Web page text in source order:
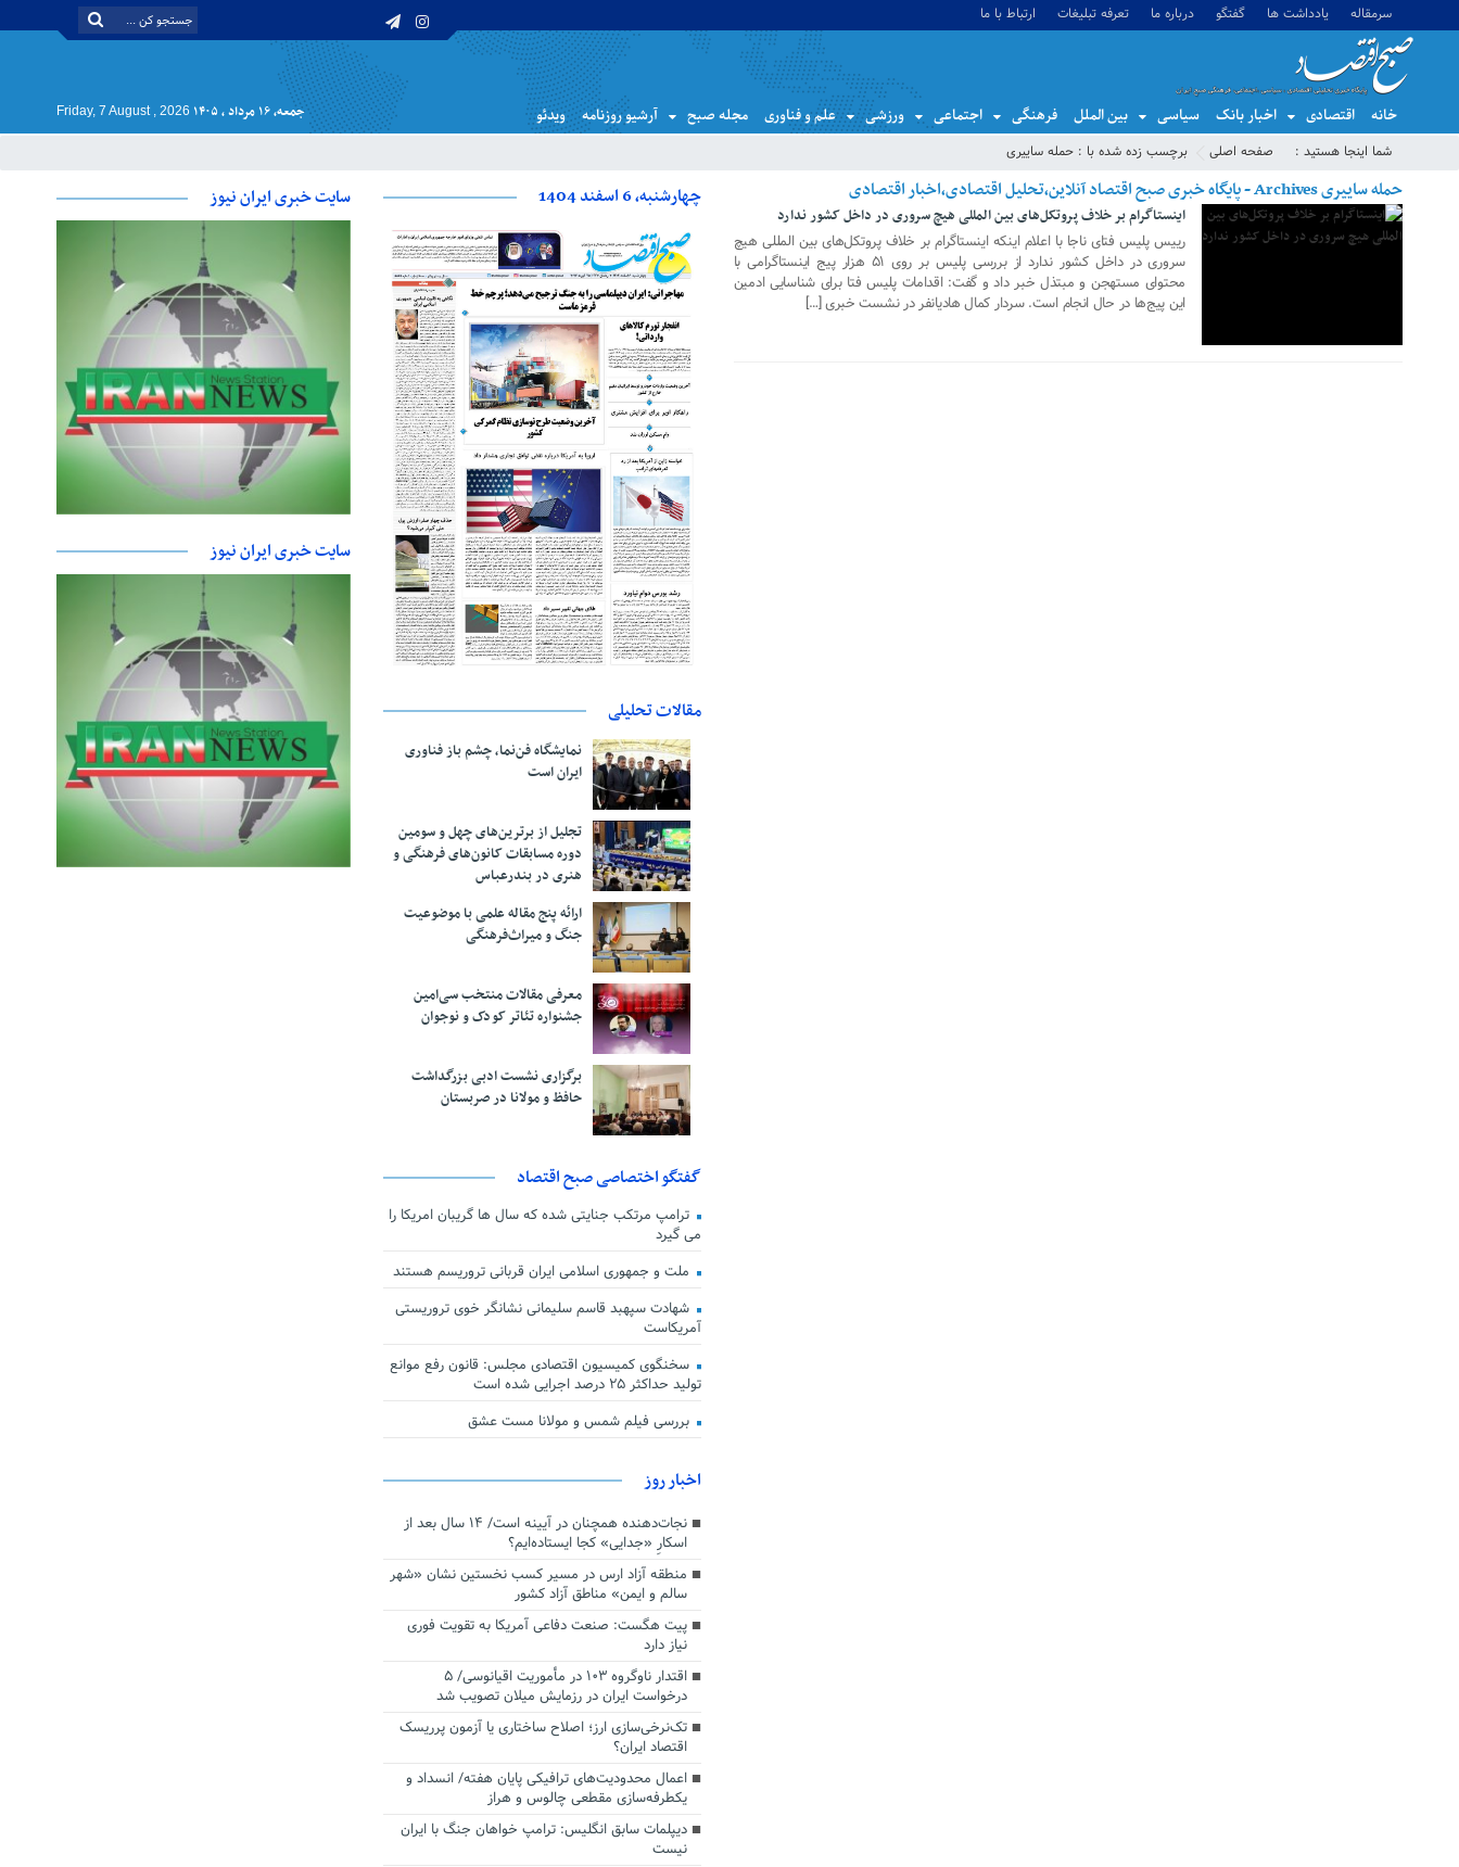
سرمقاله یادداشت ها گفتگو درباره ما تعرفه تبلیغات ارتباط با ما
خانه اقتصادی اخبار بانک سیاسی بین الملل فرهنگی اجتماعی ورزشی علم و فناوری مجله صبح آرشیو روزنامه ویدئو جمعه, ۱۶ مرداد , ۱۴۰۵ Friday, 7 August , 2026
شما اینجا هستید : صفحه اصلی برچسب زده شده با : حمله ساییری
حمله ساییری Archives - پایگاه خبری صبح اقتصاد آنلاین،تحلیل اقتصادی،اخبار اقتصادی
29 آوریل 2018
اینستاگرام بر خلاف پروتکل‌های بین المللی هیچ سروری در داخل کشور ندارد
رییس پلیس فتای ناجا با اعلام اینکه اینستاگرام بر خلاف پروتکل‌های بین المللی هیچ
سروری در داخل کشور ندارد از بررسی پلیس بر روی ۵۱ هزار پیج اینستاگرامی با
محتوای مستهجن و مبتذل خبر داد و گفت: اقدامات پلیس فتا برای شناسایی ادمین
این پیج‌ها در حال انجام است. سردار کمال هادیانفر در نشست خبری […]
چهارشنبه، 6 اسفند 1404
مقالات تحلیلی
نمایشگاه فن‌نما، چشم باز فناوری
ایران است
تجلیل از بر‌ترین‌های چهل و سومین
دوره مسابقات کانون‌های فرهنگی و
هنری در بندرعباس
ارائه پنج مقاله علمی با موضوعیت
جنگ و میراث‌فرهنگی
معرفی مقالات منتخب سی‌امین
جشنواره تئاتر کودک و نوجوان
برگزاری نشست ادبی بزرگداشت
حافظ و مولانا در صربستان
گفتگو اختصاصی صبح اقتصاد
ترامپ مرتکب جنایتی شده که سال ها گریبان امریکا را
می گیرد
ملت و جمهوری اسلامی ایران قربانی تروریسم هستند
شهادت سپهبد قاسم سلیمانی نشانگر خوی تروریستی
آمریکاست
سخنگوی کمیسیون اقتصادی مجلس: قانون رفع موانع
تولید حداکثر ۲۵ درصد اجرایی شده است
بررسی فیلم شمس و مولانا مست عشق
اخبار روز
نجات‌دهنده‌ همچنان در آیینه است/ ۱۴ سال بعد از
اسکارِ «جدایی» کجا ایستاده‌ایم؟
منطقه آزاد ارس در مسیر کسب نخستین نشان «شهر
سالم و ایمن» مناطق آزاد کشور
پیت هگست: صنعت دفاعی آمریکا به تقویت فوری
نیاز دارد
اقتدار ناوگروه ۱۰۳ در مأموریت‌ اقیانوسی/ ۵
درخواست ایران در رزمایش میلان تصویب شد
تک‌نرخی‌سازی ارز؛ اصلاح ساختاری یا آزمون پرریسک
اقتصاد ایران؟
اعمال محدودیت‌های ترافیکی پایان هفته/ انسداد و
یکطرفه‌سازی مقطعی چالوس و هراز
دیپلمات سابق انگلیس:‌ ترامپ خواهان جنگ با ایران
نیست
سایت خبری ایران نیوز
سایت خبری ایران نیوز